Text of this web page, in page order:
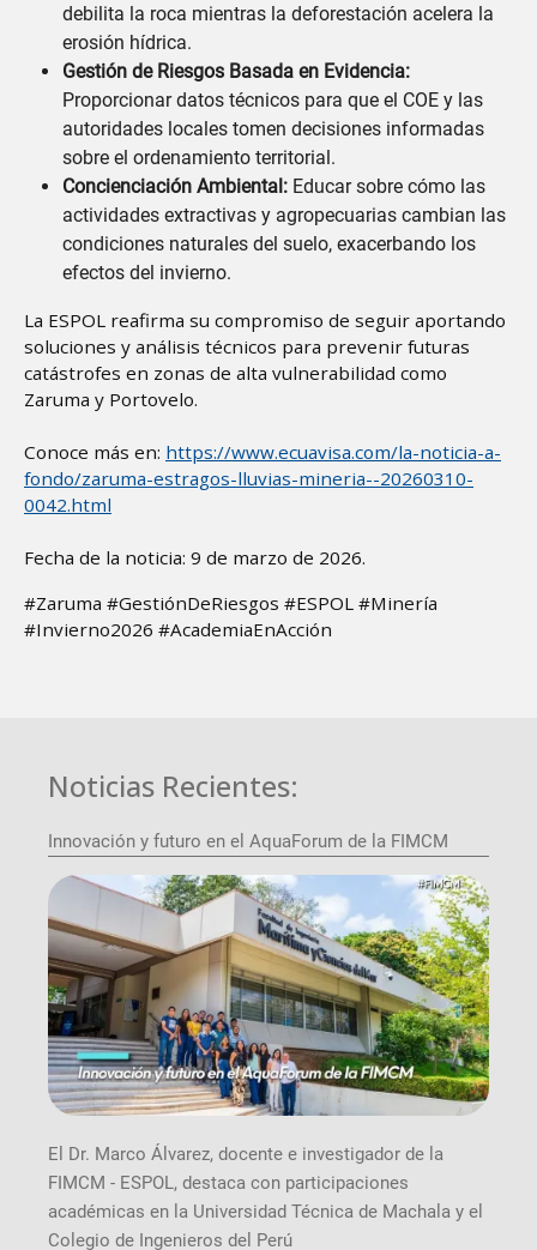
debilita la roca mientras la deforestación acelera la
erosión hídrica.
Gestión de Riesgos Basada en Evidencia:
Proporcionar datos técnicos para que el COE y las
autoridades locales tomen decisiones informadas
sobre el ordenamiento territorial.
Concienciación Ambiental: Educar sobre cómo las
actividades extractivas y agropecuarias cambian las
condiciones naturales del suelo, exacerbando los
efectos del invierno.
La ESPOL reafirma su compromiso de seguir aportando
soluciones y análisis técnicos para prevenir futuras
catástrofes en zonas de alta vulnerabilidad como
Zaruma y Portovelo.
Conoce más en: https://www.ecuavisa.com/la-noticia-a-
fondo/zaruma-estragos-lluvias-mineria--20260310-
0042.html
Fecha de la noticia: 9 de marzo de 2026.
#Zaruma #GestiónDeRiesgos #ESPOL #Minería
#Invierno2026 #AcademiaEnAcción
Noticias Recientes:
Innovación y futuro en el AquaForum de la FIMCM
El Dr. Marco Álvarez, docente e investigador de la
FIMCM - ESPOL, destaca con participaciones
académicas en la Universidad Técnica de Machala y el
Colegio de Ingenieros del Perú